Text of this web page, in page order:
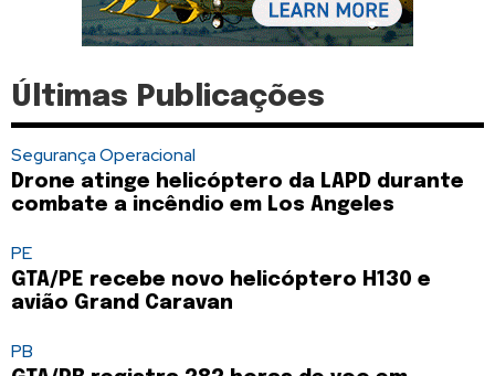
Últimas Publicações
Segurança Operacional
Drone atinge helicóptero da LAPD durante
combate a incêndio em Los Angeles
PE
GTA/PE recebe novo helicóptero H130 e
avião Grand Caravan
PB